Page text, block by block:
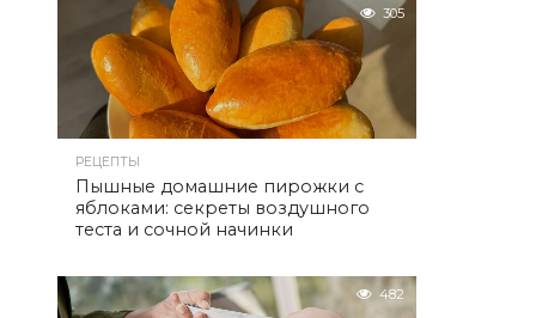
305
РЕЦЕПТЫ
Пышные домашние пирожки с
яблоками: секреты воздушного
теста и сочной начинки
482